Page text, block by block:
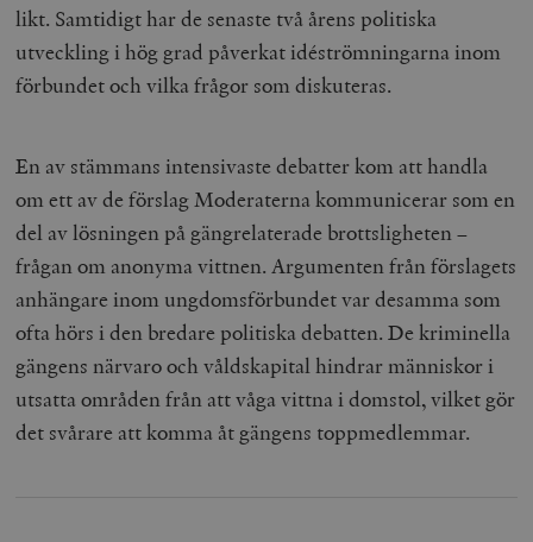
likt. Samtidigt har de senaste två årens politiska
utveckling i hög grad påverkat idéströmningarna inom
förbundet och vilka frågor som diskuteras.
En av stämmans intensivaste debatter kom att handla
om ett av de förslag Moderaterna kommunicerar som en
del av lösningen på gängrelaterade brottsligheten –
frågan om anonyma vittnen. Argumenten från förslagets
anhängare inom ungdomsförbundet var desamma som
ofta hörs i den bredare politiska debatten. De kriminella
gängens närvaro och våldskapital hindrar människor i
utsatta områden från att våga vittna i domstol, vilket gör
det svårare att komma åt gängens toppmedlemmar.